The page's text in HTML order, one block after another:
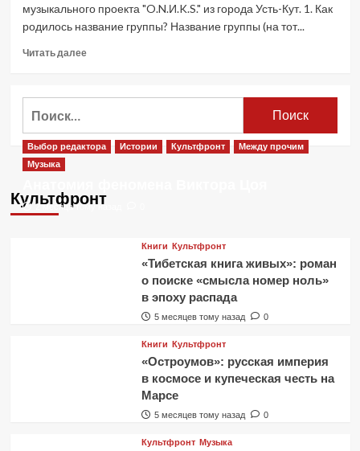
перенесли
из-
музыкального проекта "O.N.И.K.S." из города Усть-Кут. 1. Как
родилось название группы? Название группы (на тот...
Читать далееПрочитать
Интервью
проекта
«O.N.И.K.S.»
Культфронт
Выбор редактора Истории Культфронт
Между прочим
Музыка
2 месяца тому назад
Книги Культфронт
«Тибетская книга живых»: роман
о поиске «смысла номер ноль»
в эпоху распада
5 месяцев тому назад 0
Книги Культфронт
«Остроумов»: русская империя
в космосе и купеческая честь на
Марсе
5 месяцев тому назад 0
Культфронт Музыка